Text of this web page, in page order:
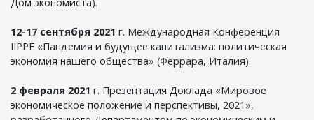
12-17 сентября 2021 г. Международная Конференция
IIPPE «Пандемия и будущее капитализма: политическая
экономия нашего общества» (Феррара, Италия).
2 февраля 2021 г. Презентация Доклада «Мировое
экономическое положение и перспективы, 2021»,